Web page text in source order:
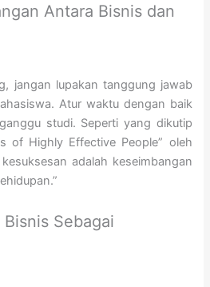
Antara Bisnis dan
jangan lupakan tanggung jawab
Atur waktu dengan baik
studi. Seperti yang dikutip
of Highly Effective People” oleh
adalah keseimbangan
Sebagai